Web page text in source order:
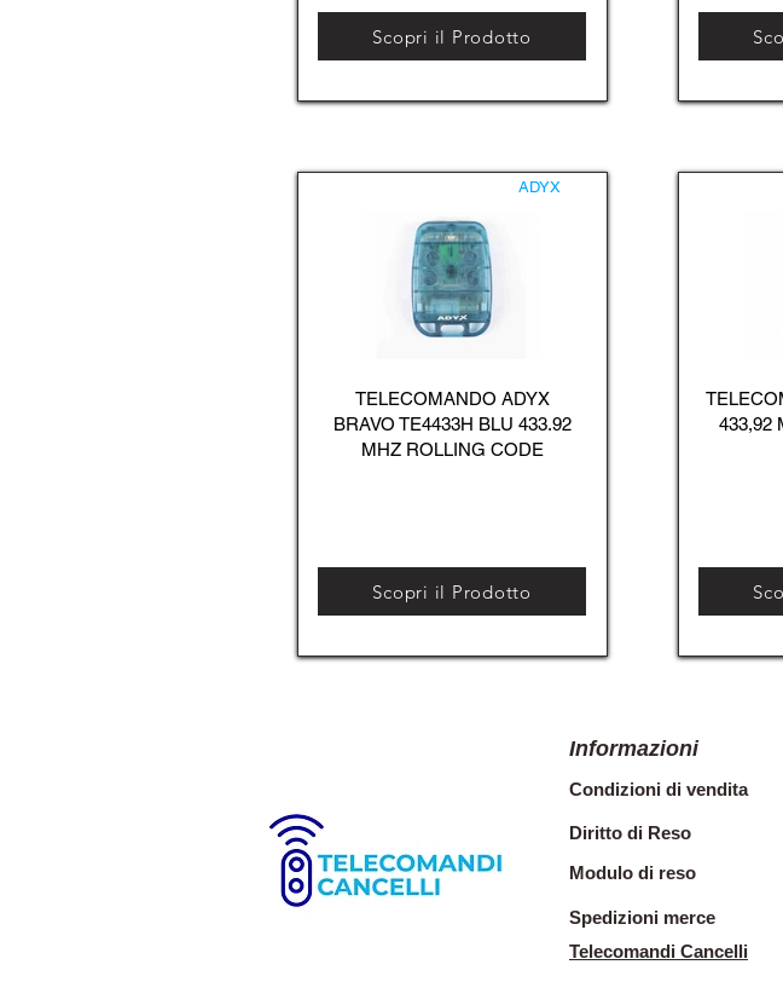
Scopri il Prodotto
ADYX
TELECOMANDO ADYX
BRAVO TE4433H BLU 433.92
MHZ ROLLING CODE
Scopri il Prodotto
433,92
Informazioni
Condizioni di vendita
Diritto di Reso
Modulo di reso
Spedizioni merce
Telecomandi Cancelli